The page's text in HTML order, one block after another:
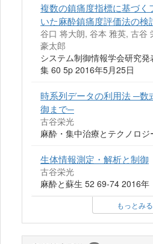
複数の鎮痛度指標に基づく
いた麻酔鎮痛度評価法の検
谷口 将大朗, 谷本 雅英, 古谷
豪太郎
システム制御情報学会研究
集 60 5p 2016年5月25日
時系列データの利用法 ─数
御まで─
古谷栄光
麻酔・集中治療とテクノロ
生体情報測定・解析と制御
古谷栄光
麻酔と蘇生 52 69-74 2016年
もっとみる